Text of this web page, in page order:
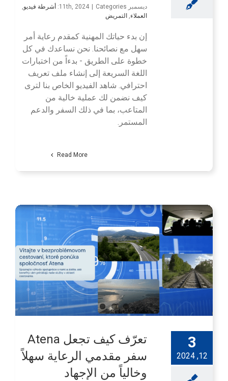
ديسمبر 11th, 2024 Categories: أشرطة فيديو,
العملاء, التمريض
إن بدء حياتك المهنية كمقدم رعاية أمر
سهل مع نصائحنا. نحن نساعدك في كل
خطوة على الطريق - بدءاً من اختبارات
اللغة السريعة إلى إنشاء ملف تعريف
احترافي. شاهد الفيديو الخاص بنا لترى
كيف نضمن لك عملية خالية من
المتاعب، بما في ذلك السفر والدعم
المستمر.
Read More
3
12, 2024
تعرّف كيف تجعل Atena
سفر مقدمي الرعاية سهلاً
وخالياً من الإجهاد